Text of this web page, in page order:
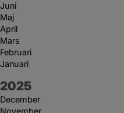
Juni
Maj
April
Mars
Februari
Januari
År:
2025
December